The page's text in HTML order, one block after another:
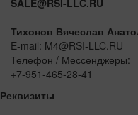
Тихонов Вячеслав
E-mail: M4@RSI-LLC.RU
Телефон / Мессенджеры:
+7-951-465-28-41
Реквизиты